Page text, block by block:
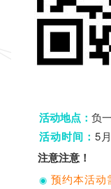
活动地点： 负
活动时间： 5
注意注意！
◉ 预约本活动